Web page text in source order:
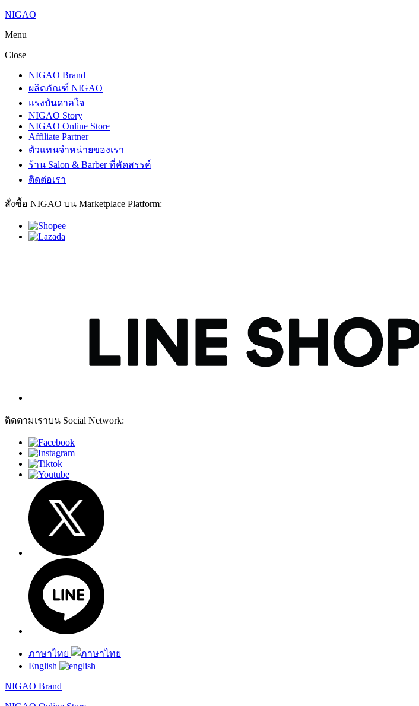
NIGAO
Menu
Close
NIGAO Brand
ผลิตภัณฑ์ NIGAO
แรงบันดาลใจ
NIGAO Story
NIGAO Online Store
Affiliate Partner
ตัวแทนจำหน่ายของเรา
ร้าน Salon & Barber ที่คัดสรรค์
ติดต่อเรา
สั่งซื้อ NIGAO บน Marketplace Platform:
ติดตามเราบน Social Network:
ภาษาไทย
English
NIGAO Brand